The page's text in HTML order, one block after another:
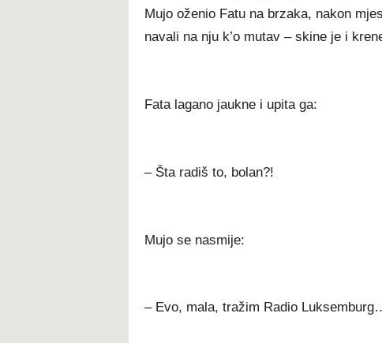
Mujo oženio Fatu na brzaka, nakon
navali na nju k’o mutav – skine je i
Fata lagano jaukne i upita ga:
– Šta radiš to, bolan?!
Mujo se nasmije:
– Evo, mala, tražim Radio